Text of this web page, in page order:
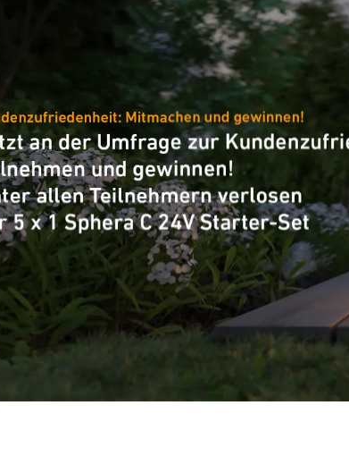
Zubehör
Eckwandhalter IS140-2